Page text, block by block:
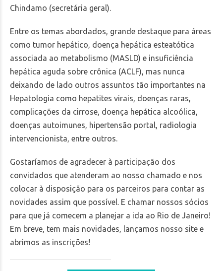
Chindamo (secretária geral).
Entre os temas abordados, grande destaque para áreas
como tumor hepático, doença hepática esteatótica
associada ao metabolismo (MASLD) e insuficiência
hepática aguda sobre crônica (ACLF), mas nunca
deixando de lado outros assuntos tão importantes na
Hepatologia como hepatites virais, doenças raras,
complicações da cirrose, doença hepática alcoólica,
doenças autoimunes, hipertensão portal, radiologia
intervencionista, entre outros.
Gostaríamos de agradecer à participação dos
convidados que atenderam ao nosso chamado e nos
colocar à disposição para os parceiros para contar as
novidades assim que possível. E chamar nossos sócios
para que já comecem a planejar a ida ao Rio de Janeiro!
Em breve, tem mais novidades, lançamos nosso site e
abrimos as inscrições!